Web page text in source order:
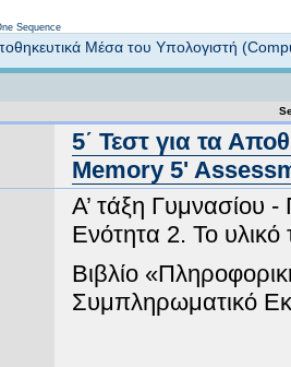
Sequence
Μέσα του Υπολογιστή
5΄ Τεστ για τα
Memory 5'
Α’ τάξη
Ενότητα 2. Το
Βιβλίο
Συμπληρωματικό